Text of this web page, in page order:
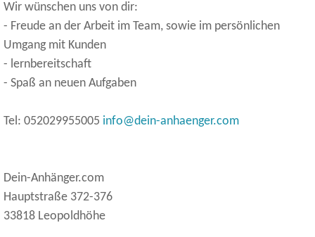
Wir wünschen uns von dir:
- Freude an der Arbeit im Team, sowie im persönlichen
Umgang mit Kunden
- lernbereitschaft
- Spaß an neuen Aufgaben
Tel: 052029955005 info@dein-anhaenger.com
Dein-Anhänger.com
Hauptstraße 372-376
33818 Leopoldhöhe